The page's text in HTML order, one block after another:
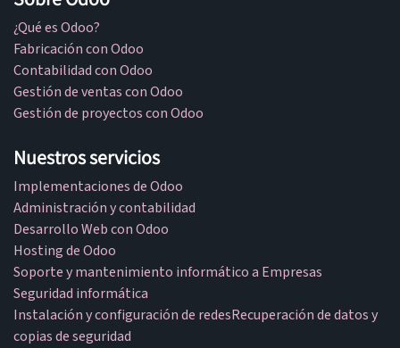
¿Qué es Odoo?
Fabricación con Odoo
Contabilidad con Odoo
Gestión de ventas con Odoo
Gestión de proyectos con Odoo
Nuestros servicios
Implementaciones de Odoo
Administración y contabilidad
Desarrollo Web con Odoo
Hosting de Odoo
Soporte y mantenimiento informático a Empresas
Seguridad informática
Instalación y configuración de redesRecuperación de datos y
copias de seguridad